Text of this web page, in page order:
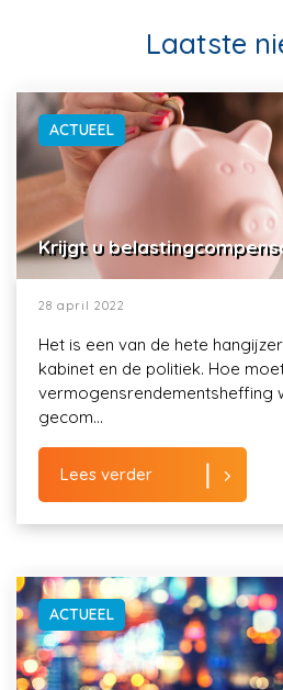
Laatste
ACTUEEL
Krijgt u
28 april 2022
Het is een van de hete
kabinet en de politiek. Hoe
vermogensrendementsheffing
gecom...
Lees verder
ACTUEEL